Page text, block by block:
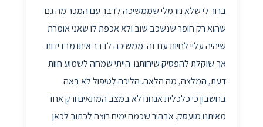
ברור לי שלא נורמלי שממשיכה לדבר עם המכר מה גם
שהוא רק חופר שנשכב שוב ולא אכפת לו שאני אומרת
שיהיה עליי לחיות עם זה. ממשיכה לדבר איתו מבדידות
אך שוקלת להפסיק שיחותנו. הייתי שמחה לשמוע חוות
דעת, המלצה, מה הלאה. הליכה לטיפול לא באה
בחשבון כי כלכלית אנחנו לא במצב המתאים ורק אחד
מאיתנו מועסק. אבהיר שכמה ימים רוצה לכתוב לכאן